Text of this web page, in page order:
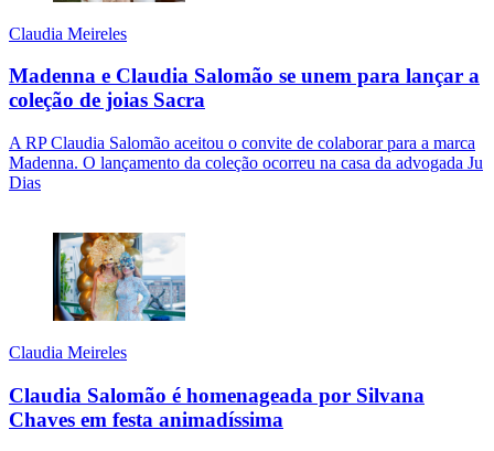
Claudia Meireles
Madenna e Claudia Salomão se unem para lançar a
coleção de joias Sacra
A RP Claudia Salomão aceitou o convite de colaborar para a marca
Madenna. O lançamento da coleção ocorreu na casa da advogada Ju
Dias
Claudia Meireles
Claudia Salomão é homenageada por Silvana
Chaves em festa animadíssima